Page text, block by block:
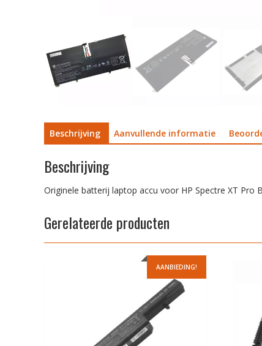
Beschrijving Aanvullende informatie
Beschrijving
Originele batterij laptop accu voor HP Spectre XT Pro
Gerelateerde producten
AANBIEDING!